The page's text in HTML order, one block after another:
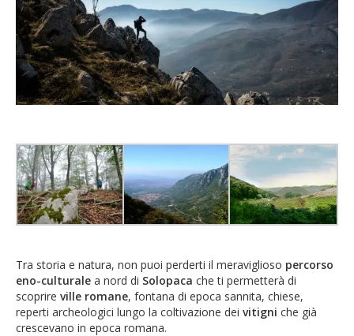
Tra storia e natura, non puoi perderti il meraviglioso percorso
eno-culturale a nord di Solopaca che ti permetterà di
scoprire ville romane, fontana di epoca sannita, chiese,
reperti archeologici lungo la coltivazione dei vitigni che già
crescevano in epoca romana.